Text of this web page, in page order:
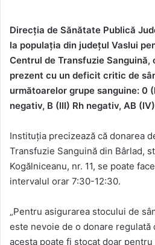
Direcția de Sănătate Publică
la populația din județul Vaslui
Centrul de Transfuzie
prezent cu un deficit critic de
următoarelor grupe sanguine: 0
negativ, B (III) Rh negativ, AB
Instituția precizează că donarea
Transfuzie Sanguină din Bârlad,
Kogălniceanu, nr. 11, se poate
intervalul orar 7:30-12:30.
„Pentru asigurarea stocului de
este nevoie de o donare regulată
acesta poate fi stocat doar